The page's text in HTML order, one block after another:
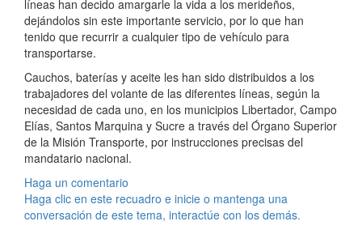
líneas han decido amargarle la vida a los merideños,
dejándolos sin este importante servicio, por lo que han
tenido que recurrir a cualquier tipo de vehículo para
transportarse.
Cauchos, baterías y aceite les han sido distribuidos a los
trabajadores del volante de las diferentes líneas, según la
necesidad de cada uno, en los municipios Libertador, Campo
Elías, Santos Marquina y Sucre a través del Órgano Superior
de la Misión Transporte, por instrucciones precisas del
mandatario nacional.
Haga un comentario
Haga clic en este recuadro e inicie o mantenga una
conversación de este tema, interactúe con los demás.